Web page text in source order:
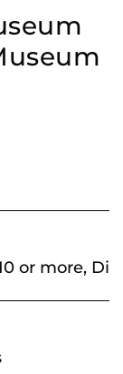
or more,